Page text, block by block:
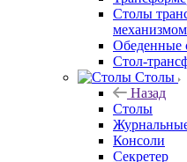
Столы
механизмом
Обеденные
Стол-
Столы
Назад
Столы
Консоли
Секретер